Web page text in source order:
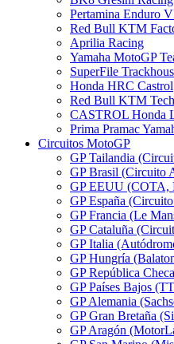
Pertamina Enduro
Red Bull KTM
Aprilia Racing
Yamaha MotoGP
SuperFile
Honda HRC Castrol
Red Bull KTM
CASTROL Honda
Prima Pramac
Circuitos MotoGP
GP Tailandia
GP Brasil (Circuito
GP EEUU (COTA,
GP España
GP Francia (Le
GP Cataluña
GP Italia
GP Hungría
GP República
GP Países Bajos
GP Alemania
GP Gran Bretaña
GP Aragón